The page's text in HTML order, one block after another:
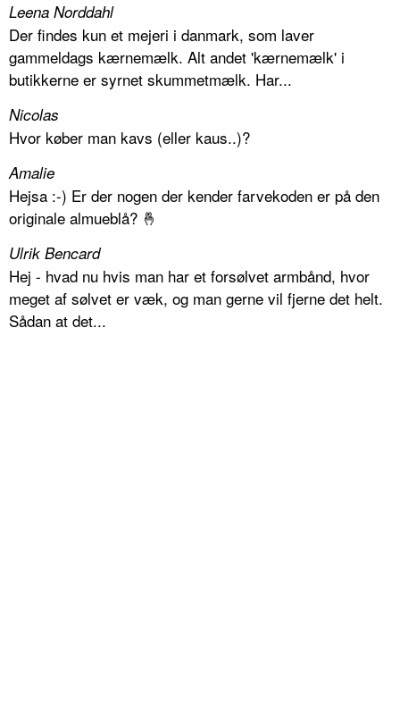
Leena Norddahl
Der findes kun et mejeri i danmark, som laver
gammeldags kærnemælk. Alt andet 'kærnemælk' i
butikkerne er syrnet skummetmælk. Har...
Nicolas
Hvor køber man kavs (eller kaus..)?
Amalie
Hejsa :-) Er der nogen der kender farvekoden er på den
originale almueblå? 🤞
Ulrik Bencard
Hej - hvad nu hvis man har et forsølvet armbånd, hvor
meget af sølvet er væk, og man gerne vil fjerne det helt.
Sådan at det...